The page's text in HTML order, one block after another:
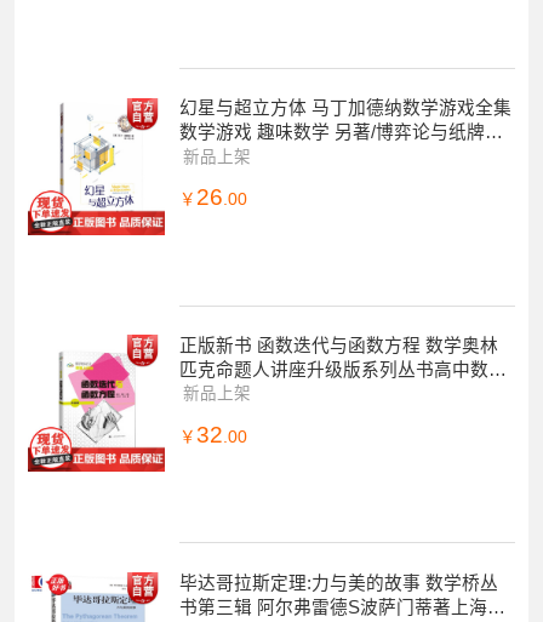
幻星与超立方体 马丁加德纳数学游戏全集
数学游戏 趣味数学 另著/博弈论与纸牌游
戏/幻方折纸艺术 上海科技教育出版社
新品上架
￥ 26.00
正版新书 函数迭代与函数方程 数学奥林
匹克命题人讲座升级版系列丛书高中数学
竞赛辅导上海科技教育出版社正版图书籍
新品上架
￥ 32.00
毕达哥拉斯定理:力与美的故事 数学桥丛
书第三辑 阿尔弗雷德S波萨门蒂著上海科